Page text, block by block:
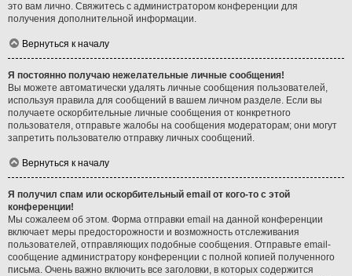
это вам лично. Свяжитесь с администратором конференции для
получения дополнительной информации.
Вернуться к началу
Я постоянно получаю нежелательные личные сообщения!
Вы можете автоматически удалять личные сообщения пользователей,
используя правила для сообщений в вашем личном разделе. Если вы
получаете оскорбительные личные сообщения от конкретного
пользователя, отправьте жалобы на сообщения модераторам; они могут
запретить пользователю отправку личных сообщений.
Вернуться к началу
Я получил спам или оскорбительный email от кого-то с этой
конференции!
Мы сожалеем об этом. Форма отправки email на данной конференции
включает меры предосторожности и возможность отслеживания
пользователей, отправляющих подобные сообщения. Отправьте email-
сообщение администратору конференции с полной копией полученного
письма. Очень важно включить все заголовки, в которых содержится